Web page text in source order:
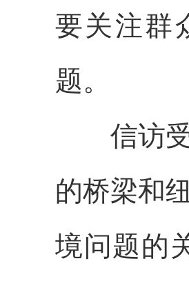
要关注群
题。
信访
的桥梁和
境问题的